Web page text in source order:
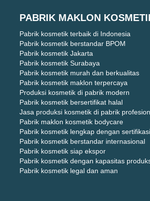
PABRIK MAKLON
Pabrik kosmetik terbaik di Indonesia
Pabrik kosmetik berstandar BPOM
Pabrik kosmetik Jakarta
Pabrik kosmetik Surabaya
Pabrik kosmetik murah dan berkualitas
Pabrik kosmetik maklon terpercaya
Produksi kosmetik di pabrik modern
Pabrik kosmetik bersertifikat halal
Jasa produksi kosmetik di pabrik
Pabrik maklon kosmetik bodycare
Pabrik kosmetik lengkap dengan
Pabrik kosmetik berstandar internasional
Pabrik kosmetik siap ekspor
Pabrik kosmetik dengan kapasitas
Pabrik kosmetik legal dan aman